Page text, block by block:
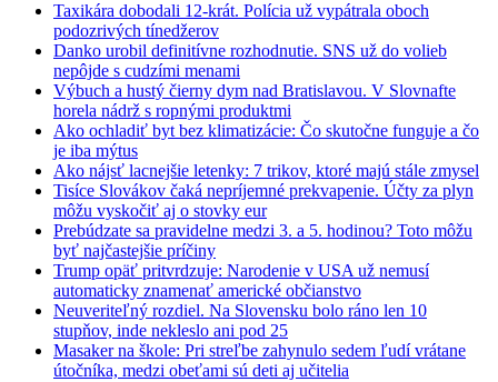
Taxikára dobodali 12-krát. Polícia už vypátrala oboch
podozrivých tínedžerov
Danko urobil definitívne rozhodnutie. SNS už do volieb
nepôjde s cudzími menami
Výbuch a hustý čierny dym nad Bratislavou. V Slovnafte
horela nádrž s ropnými produktmi
Ako ochladiť byt bez klimatizácie: Čo skutočne funguje a čo
je iba mýtus
Ako nájsť lacnejšie letenky: 7 trikov, ktoré majú stále zmysel
Tisíce Slovákov čaká nepríjemné prekvapenie. Účty za plyn
môžu vyskočiť aj o stovky eur
Prebúdzate sa pravidelne medzi 3. a 5. hodinou? Toto môžu
byť najčastejšie príčiny
Trump opäť pritvrdzuje: Narodenie v USA už nemusí
automaticky znamenať americké občianstvo
Neuveriteľný rozdiel. Na Slovensku bolo ráno len 10
stupňov, inde nekleslo ani pod 25
Masaker na škole: Pri streľbe zahynulo sedem ľudí vrátane
útočníka, medzi obeťami sú deti aj učitelia